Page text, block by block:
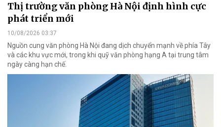
Thị trường văn phòng Hà Nội định hình cực
phát triển mới
10/08/2026 03:37
Nguồn cung văn phòng Hà Nội đang dịch chuyển mạnh về phía Tây
và các khu vực mới, trong khi quỹ văn phòng hạng A tại trung tâm
ngày càng hạn chế.